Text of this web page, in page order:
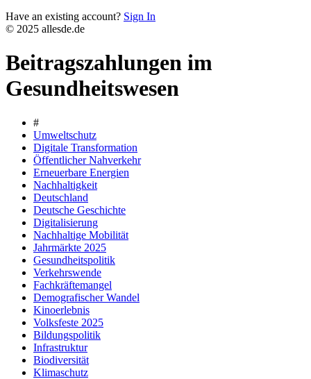
Have an existing account? Sign In
© 2025 allesde.de
Beitragszahlungen im
Gesundheitswesen
#
Umweltschutz
Digitale Transformation
Öffentlicher Nahverkehr
Erneuerbare Energien
Nachhaltigkeit
Deutschland
Deutsche Geschichte
Digitalisierung
Nachhaltige Mobilität
Jahrmärkte 2025
Gesundheitspolitik
Verkehrswende
Fachkräftemangel
Demografischer Wandel
Kinoerlebnis
Volksfeste 2025
Bildungspolitik
Infrastruktur
Biodiversität
Klimaschutz